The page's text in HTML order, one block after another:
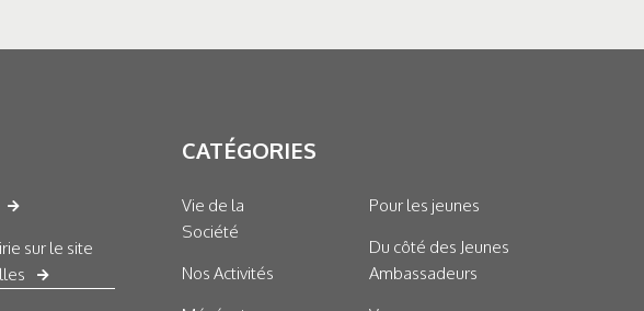
sur le site
CATÉGORIES
Vie de la
Société
Nos Activités
Pour les jeunes
Du côté des Jeunes
Ambassadeurs